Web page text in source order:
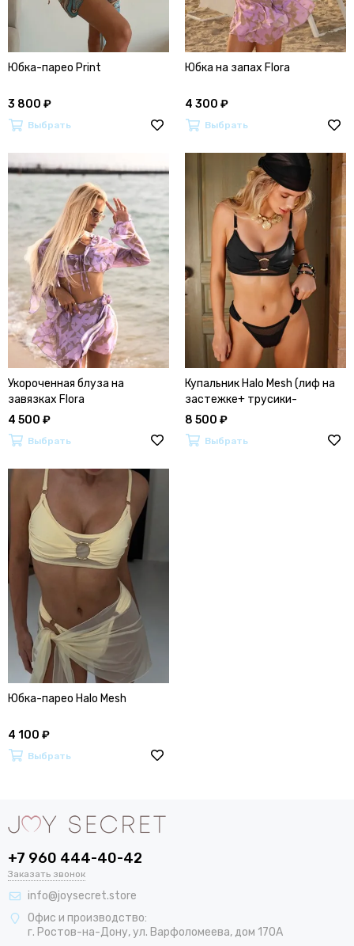
Юбка-парео Print
3 800 ₽
Выбрать
Юбка на запах Flora
4 300 ₽
Выбрать
Укороченная блуза на
завязках Flora
4 500 ₽
Выбрать
Купальник Halo Mesh (лиф на
застежке+ трусики-
бразильяна)
8 500 ₽
Выбрать
Юбка-парео Halo Mesh
4 100 ₽
Выбрать
+7 960 444-40-42
Заказать звонок
info@joysecret.store
Офис и производство:
г. Ростов-на-Дону, ул. Варфоломеева, дом 170А